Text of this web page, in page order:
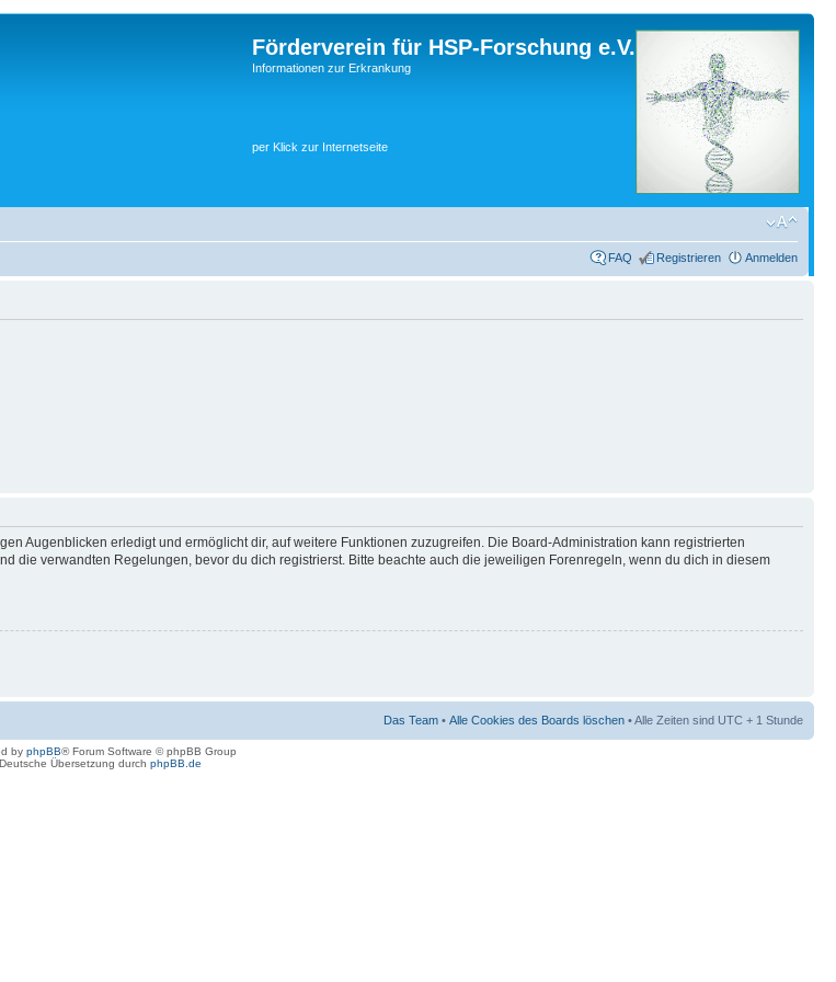
Förderverein für HSP-Forschung e.V.
Informationen zur Erkrankung
per Klick zur Internetseite
FAQ Registrieren Anmelden
Augenblicken erledigt und ermöglicht dir, auf weitere Funktionen zuzugreifen. Die Board-Administration kann registrierten
die verwandten Regelungen, bevor du dich registrierst. Bitte beachte auch die jeweiligen Forenregeln, wenn du dich in diesem
Das Team • Alle Cookies des Boards löschen • Alle Zeiten sind UTC + 1 Stunde
by phpBB® Forum Software © phpBB Group
Deutsche Übersetzung durch phpBB.de